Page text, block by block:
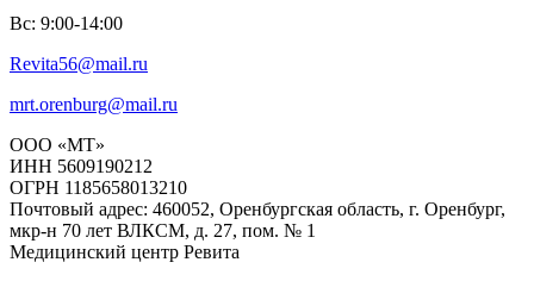
Вс: 9:00-14:00
Revita56@mail.ru
mrt.orenburg@mail.ru
ООО «МТ»
ИНН 5609190212
ОГРН 1185658013210
Почтовый адрес: 460052, Оренбургская область, г. Оренбург,
мкр-н 70 лет ВЛКСМ, д. 27, пом. № 1
Медицинский центр Ревита